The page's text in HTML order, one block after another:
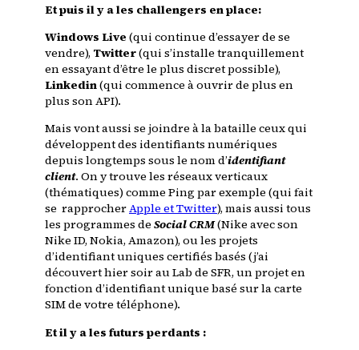
Et puis il y a les challengers en place:
Windows Live (qui continue d’essayer de se
vendre), Twitter(qui s’installe tranquillement
en essayant d’être le plus discret possible),
Linkedin(qui commence à ouvrir de plus en
plus son API).
Mais vont aussi se joindre à la bataille ceux qui
développent des identifiants numériques
depuis longtemps sous le nom d’identifiant
client. On y trouve les réseaux verticaux
(thématiques) comme Ping par exemple (qui fait
se rapprocherApple et Twitter), mais aussi tous
les programmes de Social CRM(Nike avec son
Nike ID, Nokia, Amazon), ou les projets
d’identifiant uniques certifiés basés (j’ai
découvert hier soir au Lab de SFR, un projet en
fonction d’identifiant unique basé sur la carte
SIM de votre téléphone).
Et il y a les futurs perdants :